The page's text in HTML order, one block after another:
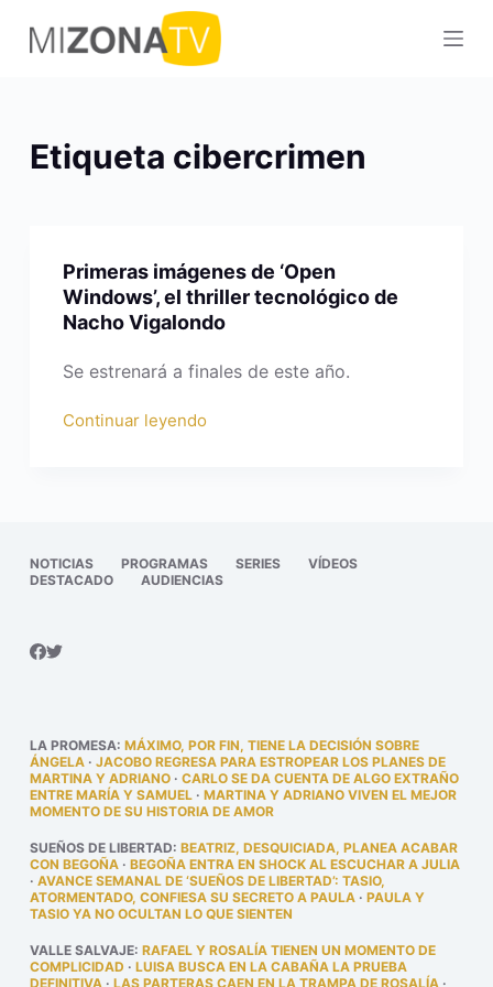
S
a
aEtiqueta cibercrimen
Primeras imágenes de ‘Open
Windows’, el thriller tecnológico de
Nacho Vigalondo
Se estrenará a finales de este año.
Continuar leyendo
NOTICIAS PROGRAMAS SERIES
VÍDEOS
DESTACADO
AUDIENCIAS
LA PROMESA: MÁXIMO, POR FIN, TIENE LA DECISIÓN SOBRE
ÁNGELA· JACOBO REGRESA PARA ESTROPEAR LOS PLANES DE
MARTINA Y ADRIANO· CARLO SE DA CUENTA DE ALGO EXTRAÑO
ENTRE MARÍA Y SAMUEL· MARTINA Y ADRIANO VIVEN EL MEJOR
MOMENTO DE SU HISTORIA DE AMOR
SUEÑOS DE LIBERTAD: BEATRIZ, DESQUICIADA, PLANEA ACABAR
CON BEGOÑA· BEGOÑA ENTRA EN SHOCK AL ESCUCHAR A JULIA
· AVANCE SEMANAL DE ‘SUEÑOS DE LIBERTAD’: TASIO,
ATORMENTADO, CONFIESA SU SECRETO A PAULA· PAULA Y
TASIO YA NO OCULTAN LO QUE SIENTEN
VALLE SALVAJE: RAFAEL Y ROSALÍA TIENEN UN MOMENTO DE
COMPLICIDAD · LUISA BUSCA EN LA CABAÑA LA PRUEBA
DEFINITIVA· LAS PARTERAS CAEN EN LA TRAMPA DE ROSALÍA·